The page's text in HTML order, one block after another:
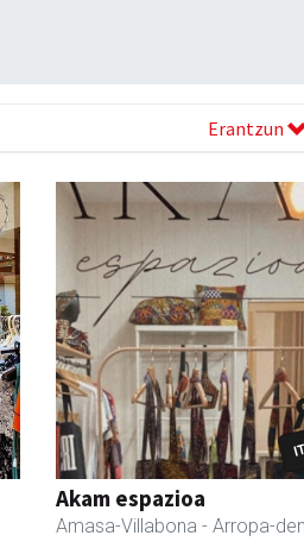
Erantzun
Akam espazioa
Amasa-Villabona - Arropa-